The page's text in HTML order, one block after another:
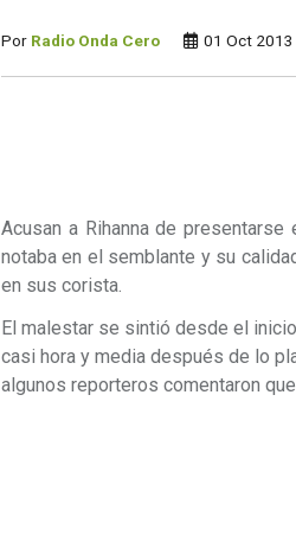
Por Radio Onda Cero 01 Oct 2013
Acusan a Rihanna de
notaba en el semblante y su
en sus corista.
El malestar se sintió desde el
casi hora y media después de lo
algunos reporteros comentaron